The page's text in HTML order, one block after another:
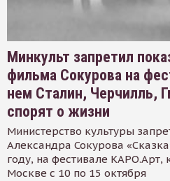
Минкульт запретил
фильма Сокурова на
нем Сталин, Черчилль,
спорят о жизни
Министерство культуры
Александра Сокурова
году, на фестивале КАРО.Арт,
Москве с 10 по 15 октября